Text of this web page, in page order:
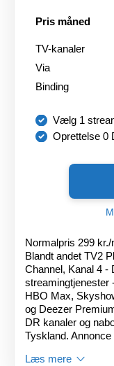
Pris måned
TV-kanaler
Via
Binding
Vælg 1
Oprettelse 0
Normalpris 299
Blandt andet TV2
Channel, Kanal 4 -
streamingtjenester
HBO Max,
og Deezer
DR kanaler og
Tyskland.
Læs mere